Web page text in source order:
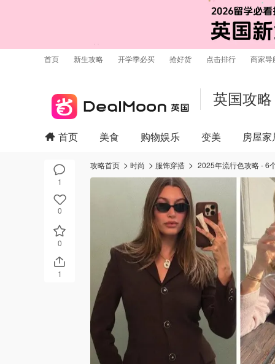
首页 新生攻略 开学季必买 抢好货 点击排行 商家导
英国攻略
1
0
0
1
首页 美食 购物娱乐 变美 房屋家
攻略首页 时尚 服饰穿搭 2025年流行色攻略 - 6